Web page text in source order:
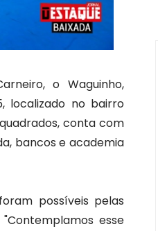
o Waguinho,
localizado no bairro
conta com
bancos e academia
possíveis pelas
esse